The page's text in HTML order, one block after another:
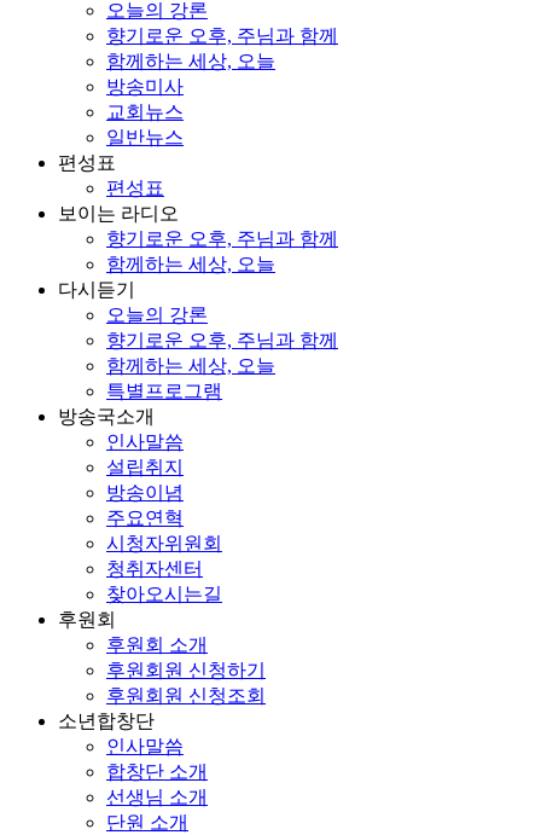
오늘의 강론
향기로운 오후, 주님과 함께
함께하는 세상, 오늘
방송미사
교회뉴스
일반뉴스
편성표
편성표
보이는 라디오
향기로운 오후, 주님과 함께
함께하는 세상, 오늘
다시듣기
오늘의 강론
향기로운 오후, 주님과 함께
함께하는 세상, 오늘
특별프로그램
방송국소개
인사말씀
설립취지
방송이념
주요연혁
시청자위원회
청취자센터
찾아오시는길
후원회
후원회 소개
후원회원 신청하기
후원회원 신청조회
소년합창단
인사말씀
합창단 소개
선생님 소개
단원 소개